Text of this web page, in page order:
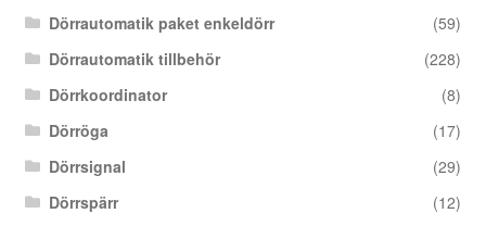
Dörrautomatik paket enkeldörr
(59)
Dörrautomatik tillbehör
(228)
Dörrkoordinator
(8)
Dörröga
(17)
Dörrsignal
(29)
Dörrspärr
(12)